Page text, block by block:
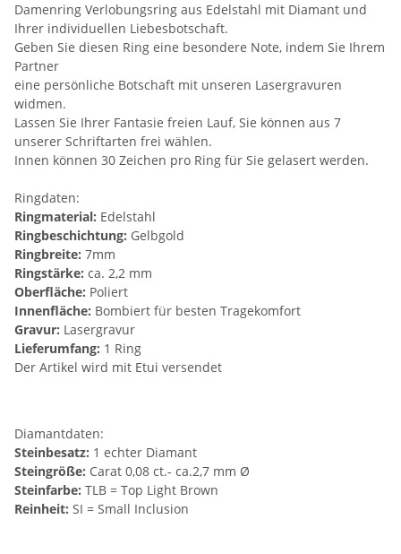
Damenring Verlobungsring aus Edelstahl mit Diamant und
Ihrer individuellen Liebesbotschaft.
Geben Sie diesen Ring eine besondere Note, indem Sie Ihrem
Partner
eine persönliche Botschaft mit unseren Lasergravuren
widmen.
Lassen Sie Ihrer Fantasie freien Lauf, Sie können aus 7
unserer Schriftarten frei wählen.
Innen können 30 Zeichen pro Ring für Sie gelasert werden.
Ringdaten:
Ringmaterial: Edelstahl
Ringbeschichtung: Gelbgold
Ringbreite: 7mm
Ringstärke: ca. 2,2 mm
Oberfläche: Poliert
Innenfläche: Bombiert für besten Tragekomfort
Gravur: Lasergravur
Lieferumfang: 1 Ring
Der Artikel wird mit Etui versendet
Diamantdaten:
Steinbesatz: 1 echter Diamant
Steingröße: Carat 0,08 ct.- ca.2,7 mm Ø
Steinfarbe: TLB = Top Light Brown
Reinheit: SI = Small Inclusion